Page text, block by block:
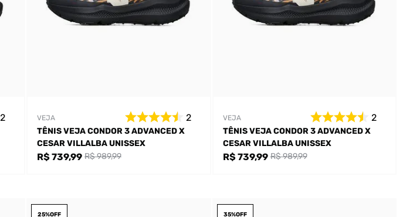
2 VEJA 2
TÊNIS VEJA CONDOR 3 ADVANCED X
CESAR VILLALBA UNISSEX
R$ 739,99 R$ 989,99
VEJA 2
TÊNIS VEJA CONDOR 3 ADVANCED X
CESAR VILLALBA UNISSEX
R$ 739,99 R$ 989,99
25%OFF 35%OFF